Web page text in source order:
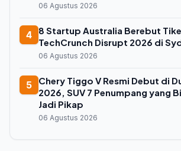
06 Agustus 2026
4
8 Startup Australia Berebut
TechCrunch Disrupt 2026 di
06 Agustus 2026
5
Chery Tiggo V Resmi Debut di
2026, SUV 7 Penumpang yang
Jadi Pikap
06 Agustus 2026